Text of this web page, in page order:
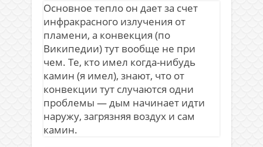
Основное тепло он дает за счет
инфракрасного излучения от
пламени, а конвекция (по
Википедии) тут вообще не при
чем. Те, кто имел когда-нибудь
камин (я имел), знают, что от
конвекции тут случаются одни
проблемы — дым начинает идти
наружу, загрязняя воздух и сам
камин.